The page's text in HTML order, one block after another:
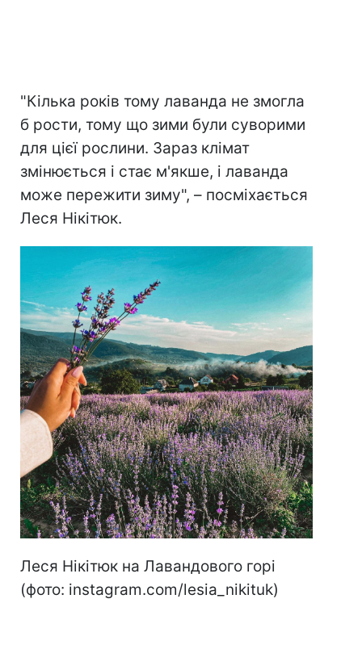
"Кілька років тому лаванда не змогла
б рости, тому що зими були суворими
для цієї рослини. Зараз клімат
змінюється і стає м'якше, і лаванда
може пережити зиму", – посміхається
Леся Нікітюк.
Леся Нікітюк на Лавандового горі
(фото: instagram.com/lesia_nikituk)